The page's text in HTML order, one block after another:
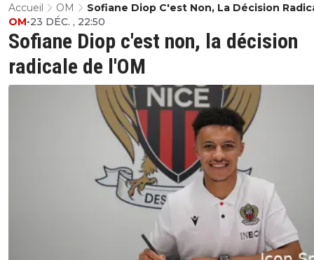
Accueil OM
Sofiane Diop C'est Non, La Décision
L'OM
Sofiane Diop c'est non, la décision
radicale de l'OM
OM•23 DÉC. , 22:50